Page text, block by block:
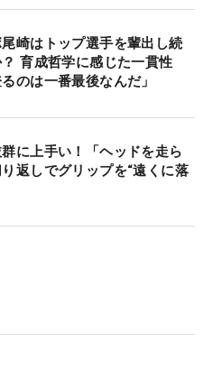
崎はトップ選手を輩出し続
育成哲学に感じた一貫性
るのは一番最後なんだ」
に上手い！「ヘッドを走ら
返しでグリップを“遠くに落